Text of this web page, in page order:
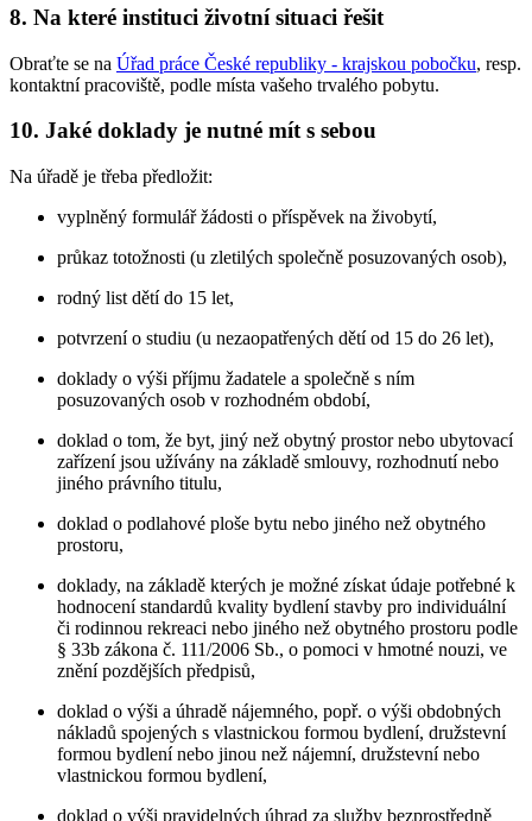
8. Na které instituci životní situaci řešit
Obraťte se na Úřad práce České republiky - krajskou pobočku, resp.
kontaktní pracoviště, podle místa vašeho trvalého pobytu.
10. Jaké doklady je nutné mít s sebou
Na úřadě je třeba předložit:
vyplněný formulář žádosti o příspěvek na živobytí,
průkaz totožnosti (u zletilých společně posuzovaných osob),
rodný list dětí do 15 let,
potvrzení o studiu (u nezaopatřených dětí od 15 do 26 let),
doklady o výši příjmu žadatele a společně s ním
posuzovaných osob v rozhodném období,
doklad o tom, že byt, jiný než obytný prostor nebo ubytovací
zařízení jsou užívány na základě smlouvy, rozhodnutí nebo
jiného právního titulu,
doklad o podlahové ploše bytu nebo jiného než obytného
prostoru,
doklady, na základě kterých je možné získat údaje potřebné k
hodnocení standardů kvality bydlení stavby pro individuální
či rodinnou rekreaci nebo jiného než obytného prostoru podle
§ 33b zákona č. 111/2006 Sb., o pomoci v hmotné nouzi, ve
znění pozdějších předpisů,
doklad o výši a úhradě nájemného, popř. o výši obdobných
nákladů spojených s vlastnickou formou bydlení, družstevní
formou bydlení nebo jinou než nájemní, družstevní nebo
vlastnickou formou bydlení,
doklad o výši pravidelných úhrad za služby bezprostředně